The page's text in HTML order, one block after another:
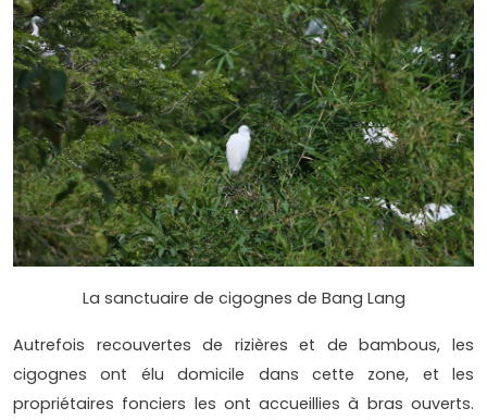
La sanctuaire de cigognes de Bang Lang
Autrefois recouvertes de rizières et de bambous, les
cigognes ont élu domicile dans cette zone, et les
propriétaires fonciers les ont accueillies à bras ouverts.